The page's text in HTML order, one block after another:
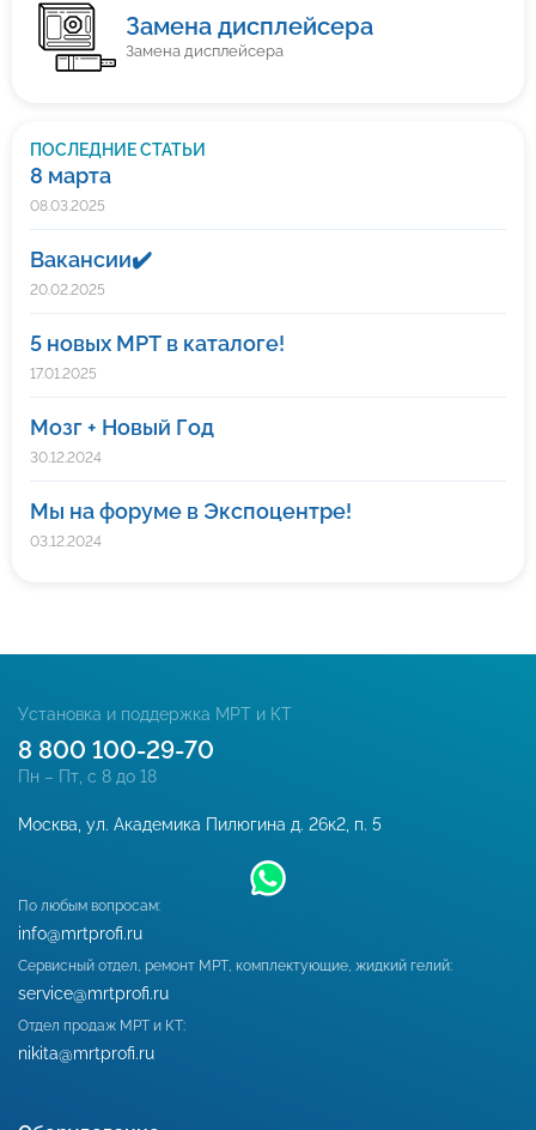
Замена дисплейсера
Замена дисплейсера
ПОСЛЕДНИЕ СТАТЬИ
8 марта
08.03.2025
Вакансии✔️
20.02.2025
5 новых МРТ в каталоге!
17.01.2025
Мозг + Новый Год
30.12.2024
Мы на форуме в Экспоцентре!
03.12.2024
Установка и поддержка МРТ и КТ
8 800 100-29-70
Пн – Пт, с 8 до 18
Москва, ул. Академика Пилюгина д. 26к2, п. 5
По любым вопросам:
info@mrtprofi.ru
Сервисный отдел, ремонт МРТ, комплектующие, жидкий гелий:
service@mrtprofi.ru
Отдел продаж МРТ и КТ:
nikita@mrtprofi.ru